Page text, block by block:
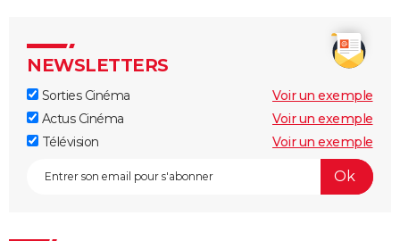
NEWSLETTERS
Sorties Cinéma
Voir un exemple
Actus Cinéma
Voir un exemple
Télévision
Voir un exemple